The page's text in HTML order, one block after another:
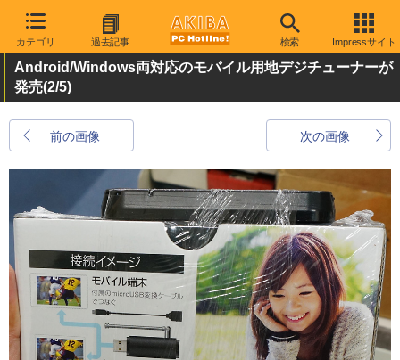
カテゴリ 過去記事 検索 Impressサイト
Android/Windows両対応のモバイル用地デジチューナーが
発売(2/5)
前の画像 次の画像